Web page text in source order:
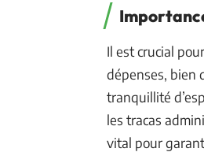
Il est crucial
dépenses, bien
tranquillité
les tracas
vital pour